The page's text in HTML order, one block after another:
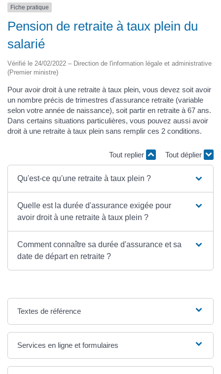
Fiche pratique
Pension de retraite à taux plein du
salarié
Vérifié le 24/02/2022 – Direction de l'information légale et administrative
(Premier ministre)
Pour avoir droit à une retraite à taux plein, vous devez soit avoir
un nombre précis de trimestres d'assurance retraite (variable
selon votre année de naissance), soit partir en retraite à 67 ans.
Dans certains situations particulières, vous pouvez aussi avoir
droit à une retraite à taux plein sans remplir ces 2 conditions.
Tout replier Tout déplier
Qu'est-ce qu'une retraite à taux plein ?
Quelle est la durée d'assurance exigée pour
avoir droit à une retraite à taux plein ?
Comment connaître sa durée d'assurance et sa
date de départ en retraite ?
Textes de référence
Services en ligne et formulaires